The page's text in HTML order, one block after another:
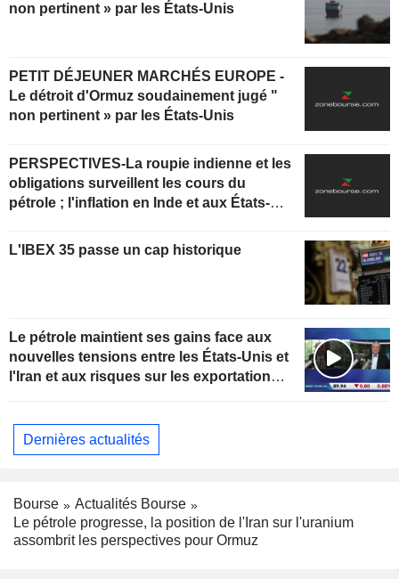
non pertinent » par les États-Unis
PETIT DÉJEUNER MARCHÉS EUROPE -
Le détroit d'Ormuz soudainement jugé "
non pertinent » par les États-Unis
PERSPECTIVES-La roupie indienne et les
obligations surveillent les cours du
pétrole ; l'inflation en Inde et aux États-
L'IBEX 35 passe un cap historique
Le pétrole maintient ses gains face aux
nouvelles tensions entre les États-Unis et
l'Iran et aux risques sur les exportations
Dernières actualités
Bourse
Actualités Bourse
Le pétrole progresse, la position de l'Iran sur l'uranium
assombrit les perspectives pour Ormuz